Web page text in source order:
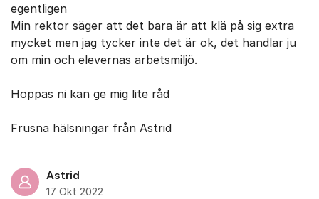
egentligen
Min rektor säger att det bara är att klä på sig extra
mycket men jag tycker inte det är ok, det handlar ju
om min och elevernas arbetsmiljö.
Hoppas ni kan ge mig lite råd
Frusna hälsningar från Astrid
Astrid
17 Okt 2022